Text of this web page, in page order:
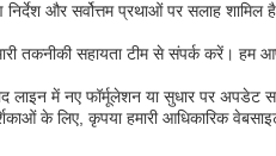
निर्देश और सर्वोत्तम प्रथाओं पर सलाह
तकनीकी सहायता टीम से संपर्क करें। हम
लाइन में नए फॉर्मूलेशन या सुधार पर अपडेट
के लिए, कृपया हमारी आधिकारिक